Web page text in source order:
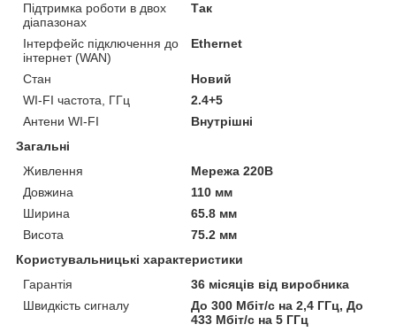
Підтримка роботи в двох
діапазонах
Так
Інтерфейс підключення до
інтернет (WAN)
Ethernet
Стан
Новий
WI-FI частота, ГГц
2.4+5
Антени WI-FI
Внутрішні
Загальні
Живлення
Мережа 220В
Довжина
110 мм
Ширина
65.8 мм
Висота
75.2 мм
Користувальницькі характеристики
Гарантія
36 місяців від виробника
Швидкість сигналу
До 300 Мбіт/с на 2,4 ГГц, До
433 Мбіт/с на 5 ГГц